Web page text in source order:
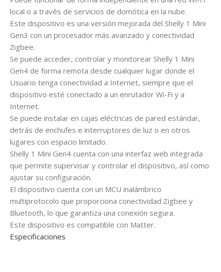
local o a través de servicios de domótica en la nube.
Este dispositivo es una versión mejorada del Shelly 1 Mini
Gen3 con un procesador más avanzado y conectividad
Zigbee.
Se puede acceder, controlar y monitorear Shelly 1 Mini
Gen4 de forma remota desde cualquier lugar donde el
Usuario tenga conectividad a Internet, siempre que el
dispositivo esté conectado a un enrutador Wi-Fi y a
Internet.
Se puede instalar en cajas eléctricas de pared estándar,
detrás de enchufes e interruptores de luz o en otros
lugares con espacio limitado.
Shelly 1 Mini Gen4 cuenta con una interfaz web integrada
que permite supervisar y controlar el dispositivo, así como
ajustar su configuración.
El dispositivo cuenta con un MCU inalámbrico
multiprotocolo que proporciona conectividad Zigbee y
Bluetooth, lo que garantiza una conexión segura.
Este dispositivo es compatible con Matter.
Especificaciones